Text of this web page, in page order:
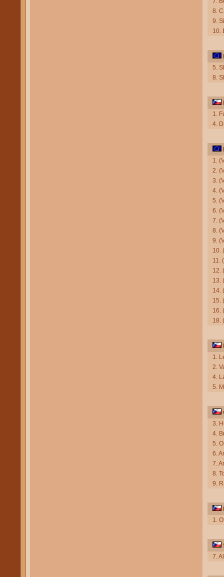
8.
9.
10.
5.
8.
1.
4.
1.
2.
3.
4.
5.
6.
7.
8.
9.
10.
11.
12.
13.
14.
15.
16.
18.
1.
2.
4.
5.
3.
4.
5.
6.
7.
8.
9.
1.
7.